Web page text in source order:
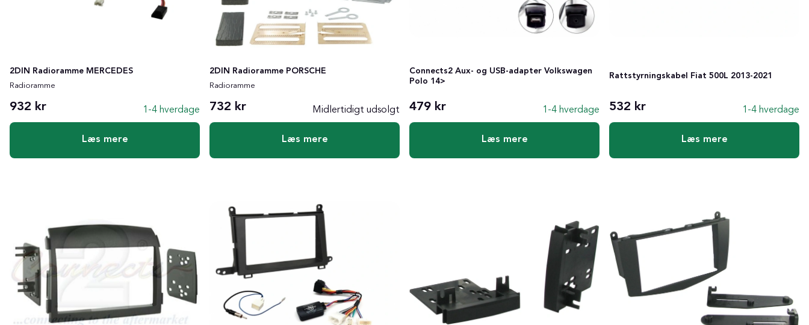
2DIN Radioramme MERCEDES
Radioramme
932 kr 1-4 hverdage
Læs mere
2DIN Radioramme PORSCHE
Radioramme
732 kr Midlertidigt udsolgt
Læs mere
Connects2 Aux- og USB-adapter Volkswagen
Polo 14>
479 kr 1-4 hverdage
Læs mere
Rattstyrningskabel Fiat 500L 2013-2021
532 kr 1-4 hverdage
Læs mere